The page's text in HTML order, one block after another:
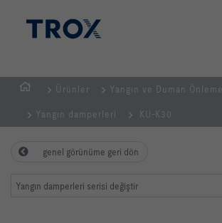
SAYFASI
Ürünler Yangın ve Duman Önleme
Yangın damperleri KU-K30
genel görünüme geri dön
Yangın damperleri serisi değiştir